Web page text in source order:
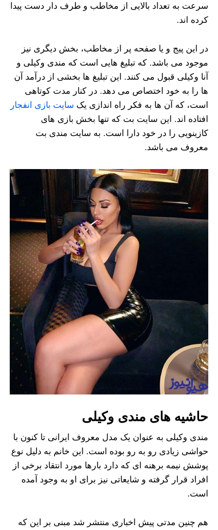
سرعت به تعداد بالایی از مخاطب و طرف دار دست پیدا
کرده اند.
در این پیج و یا صفحه پر از مخاطب، بخش دیگری نیز
موجود می باشد. که تبلیغ هایی است که مندی وکیلی و
آنا وکیلی قبول می کنند. این تبلیغ ها بخشی از درآمد آن
ها را به خود اختصاص می دهد. در کنار مدت کوتاهی
است، که آن ها به فکر راه اندازی یک سایت بازی انفجار
افتاده اند. این سایت بت که تنها بخش بازی های
کازینویی را در خود دارا است. به سایت مندی بت
معروف می باشد.
حاشیه های مندی وکیلی
مندی وکیلی به عنوان یک مدل معروف ایرانی تا کنون با
حواشی زیادی رو به رو بوده است. این خانم به دلیل نوع
پوشش نیمه برهنه ای که دارد بارها مورد انتقاد برخی از
افراد قرار گرفته و شایعاتی نیز برای او به وجود آمده
است.
هم چنین مدتی پیش اخباری منتشر شد مبنی بر این که